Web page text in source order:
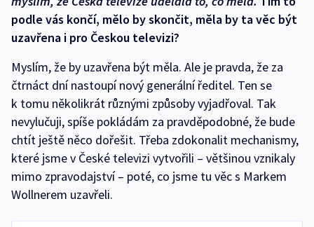
podle vás končí, mělo by skončit, měla by ta věc být
uzavřena i pro Českou televizi?
Myslím, že by uzavřena být měla. Ale je pravda, že za
čtrnáct dní nastoupí nový generální ředitel. Ten se
k tomu několikrát různými způsoby vyjadřoval. Tak
nevylučuji, spíše pokládám za pravděpodobné, že bude
chtít ještě něco dořešit. Třeba zdokonalit mechanismy,
které jsme v České televizi vytvořili – většinou vznikaly
mimo zpravodajství – poté, co jsme tu věc s Markem
Wollnerem uzavřeli.